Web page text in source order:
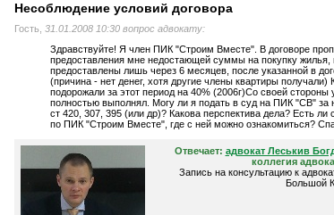
Несоблюдение условий договора
Гость, 31.01.2008 10:30 вопрос адвокату:
Здравствуйте! Я член ПИК "Строим Вместе". В договоре
предоставления мне недостающей суммы на покупку
предоставлены лишь через 6 месяцев, после указанной в
(причина - нет денег, хотя другие члены квартиры получали)
подорожали за этот период на 40% (2006г)Со своей стороны
полностью выполнял. Могу ли я подать в суд на ПИК "СВ" за
ст 420, 307, 395 (или др)? Какова перспектива дела? Есть ли
по ПИК "Строим Вместе", где с ней можно ознакомиться?
Отвечает: адвокат Леськив
коллегия
Запись на консультацию к
Большой